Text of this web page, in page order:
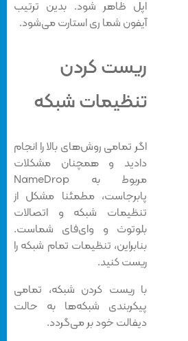
اپل ظاهر شود. بدین ترتیب
آیفون شما ری استارت می‌شود.
ریست کردن
تنظیمات شبکه
اگر تمامی روش‌های بالا را انجام
دادید و همچنان مشکلات
مربوط به NameDrop
پابرجاست، مطمئنا مشکل از
تنظیمات شبکه و اتصالات
بلوتوث و وای‌فای شماست.
بنابراین، تنظیمات تمام شبکه را
ریست کنید.
با ریست کردن شبکه، تمامی
پیکربندی شبکه‌ها به حالت
دیفالت خود بر می‌گردد.